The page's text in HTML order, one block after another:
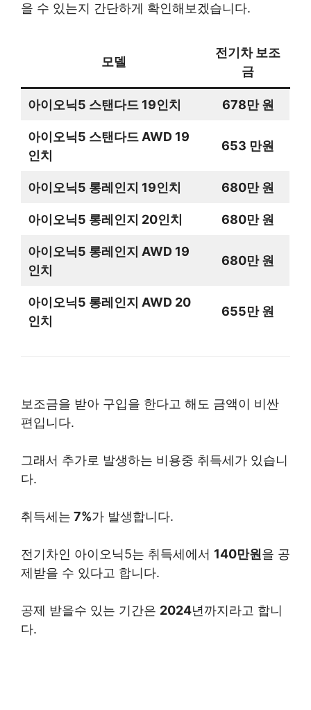
을 수 있는지 간단하게 확인해보겠습니다.
모델
전기차 보조
금
아이오닉5 스탠다드 19인치 678만 원
아이오닉5 스탠다드 AWD 19
인치
653 만원
아이오닉5 롱레인지 19인치 680만 원
아이오닉5 롱레인지 20인치 680만 원
아이오닉5 롱레인지 AWD 19
인치
680만 원
아이오닉5 롱레인지 AWD 20
인치
655만 원
보조금을 받아 구입을 한다고 해도 금액이 비싼
편입니다.
그래서 추가로 발생하는 비용중 취득세가 있습니
다.
취득세는 7%가 발생합니다.
전기차인 아이오닉5는 취득세에서 140만원을 공
제받을 수 있다고 합니다.
공제 받을수 있는 기간은 2024년까지라고 합니
다.